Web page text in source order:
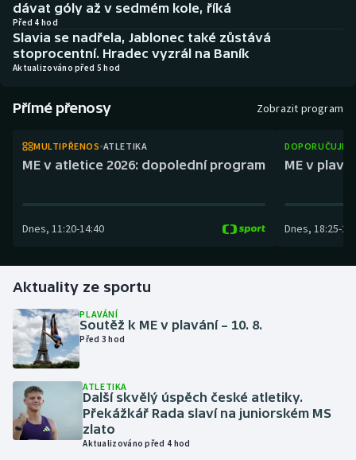
Boby a skeleton
Box
Curling
Dostihy
Gymnastika
Házená
Jezdectví
Judo
Krasobruslení
AZ kvíz
dávat góly až v sedmém kole, říká
Před 4 hod
Slavia se nadřela, Jablonec také zůstává
stoprocentní. Hradec vyzrál na Baník
Aktualizováno před 5 hod
Přímé přenosy Zobrazit program
MULTIPŘENOS ATLETIKA
ME v atletice 2026: dopolední program
Dnes, 11:20-14:40
ME v
Dnes, 18:25-
Aktuality ze sportu
PLAVÁNÍ
Soutěž k ME v plavání – 10. 8.
Před 3 hod
ATLETIKA
Další skvělý úspěch české atletiky.
Překážkář Rada slaví na juniorském MS
zlato
Aktualizováno před 4 hod